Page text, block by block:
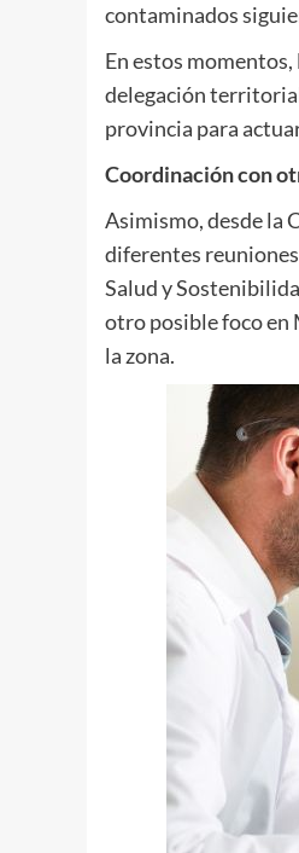
contaminados
En estos
delegación
provincia para
Coordinación con
Asimismo, desde la
diferentes
Salud y
otro posible foco en
la zona.